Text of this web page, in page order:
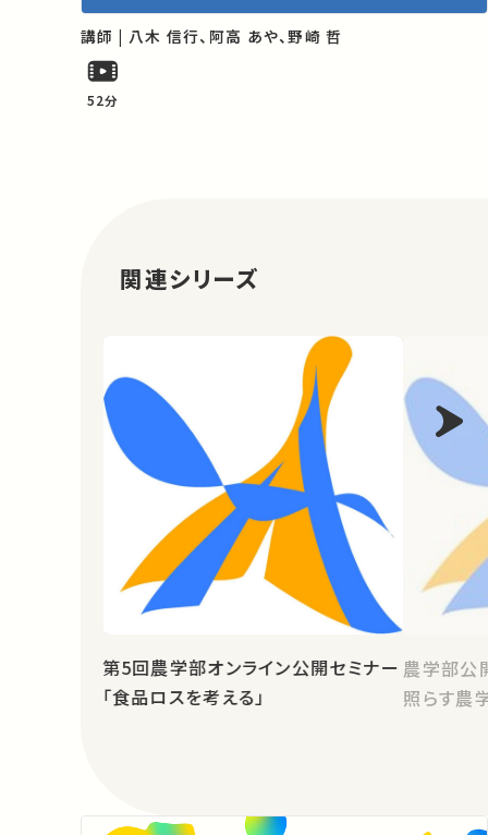
講師 | 八木 信行、阿高 あや、野崎 哲
52分
関連シリーズ
第5回農学部オンライン公開セミナー
「食品ロスを考える」
農学部公
照らす農